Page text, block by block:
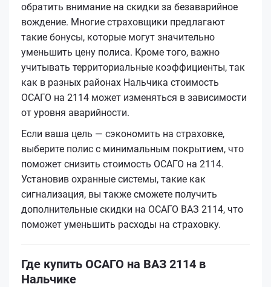
обратить внимание на скидки за безаварийное
вождение. Многие страховщики предлагают
такие бонусы, которые могут значительно
уменьшить цену полиса. Кроме того, важно
учитывать территориальные коэффициенты, так
как в разных районах Нальчика стоимость
ОСАГО на 2114 может изменяться в зависимости
от уровня аварийности.
Если ваша цель — сэкономить на страховке,
выберите полис с минимальным покрытием, что
поможет снизить стоимость ОСАГО на 2114.
Установив охранные системы, такие как
сигнализация, вы также сможете получить
дополнительные скидки на ОСАГО ВАЗ 2114, что
поможет уменьшить расходы на страховку.
Где купить ОСАГО на ВАЗ 2114 в
Нальчике